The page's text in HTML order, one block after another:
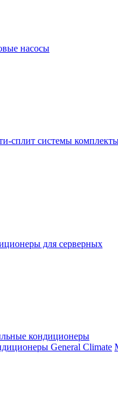
насосы
сплит системы
для серверных
кондиционеры
General Climate